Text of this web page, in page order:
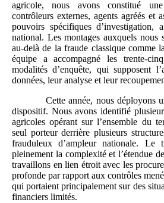
agricole, nous avons constitué
contrôleurs externes, agents agréés et
pouvoirs spécifiques d’investigation,
national. Les montages auxquels nous
au‑delà de la fraude classique comme
équipe a accompagné les
modalités d’enquête, qui supposent
données, leur analyse et leur
Cette année, nous déployons
dispositif. Nous avons identifié
agricoles opérant sur l’ensemble du
seul porteur derrière plusieurs
frauduleux d’ampleur nationale. Le
pleinement la complexité et l’étendue
travaillons en lien étroit avec les
profonde par rapport aux contrôles
qui portaient principalement sur des
financiers limités.